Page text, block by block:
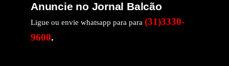
Anuncie no Jornal Balcão
Ligue ou envie whatsapp para para (31)3330-
9600.